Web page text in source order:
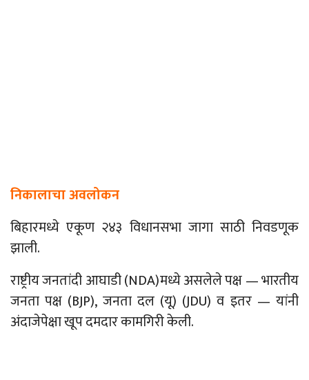
निकालाचा अवलोकन
बिहारमध्ये एकूण २४३ विधानसभा जागा साठी निवडणूक
झाली.
राष्ट्रीय जनतांदी आघाडी (NDA)मध्ये असलेले पक्ष—भारतीय
जनता पक्ष (BJP), जनता दल (यू) (JDU)व इतर — यांनी
अंदाजेपेक्षा खूप दमदार कामगिरी केली.